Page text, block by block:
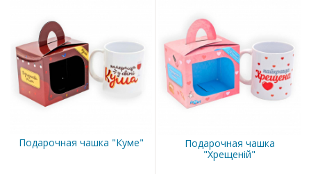
Подарочная чашка "Куме"
Подарочная чашка
"Хрещеній"